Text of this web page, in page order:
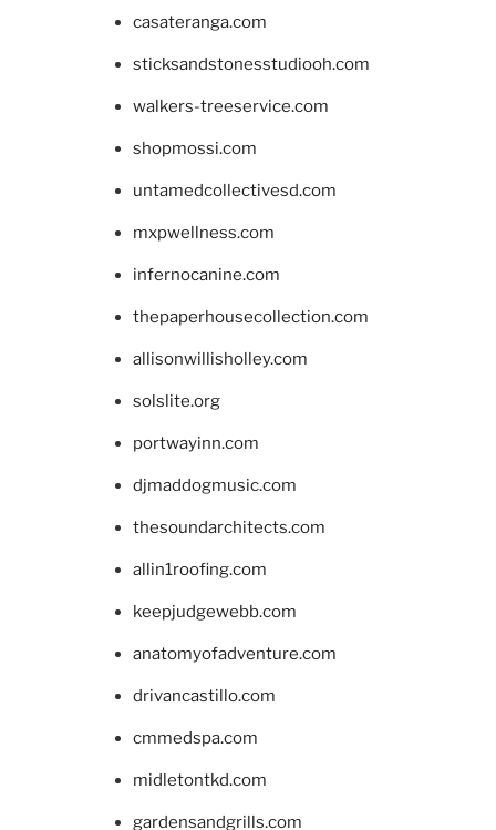
casateranga.com
sticksandstonesstudiooh.com
walkers-treeservice.com
shopmossi.com
untamedcollectivesd.com
mxpwellness.com
infernocanine.com
thepaperhousecollection.com
allisonwillisholley.com
solslite.org
portwayinn.com
djmaddogmusic.com
thesoundarchitects.com
allin1roofing.com
keepjudgewebb.com
anatomyofadventure.com
drivancastillo.com
cmmedspa.com
midletontkd.com
gardensandgrills.com